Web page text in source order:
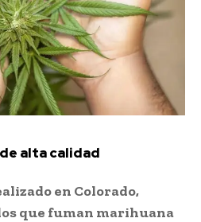
alta calidad
en Colorado,
que fuman marihuana